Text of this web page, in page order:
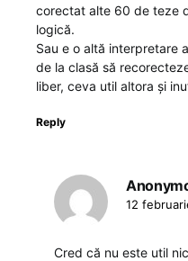
corectat alte 60 de teze
logică.
Sau e o altă interpretare
de la clasă să
liber, ceva util altora și
Reply
12
Cred că nu este util